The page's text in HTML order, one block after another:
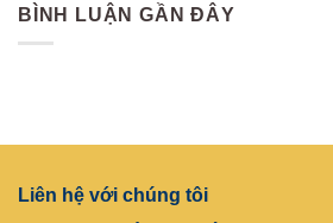
BÌNH LUẬN GẦN ĐÂY
Liên hệ với chúng tôi